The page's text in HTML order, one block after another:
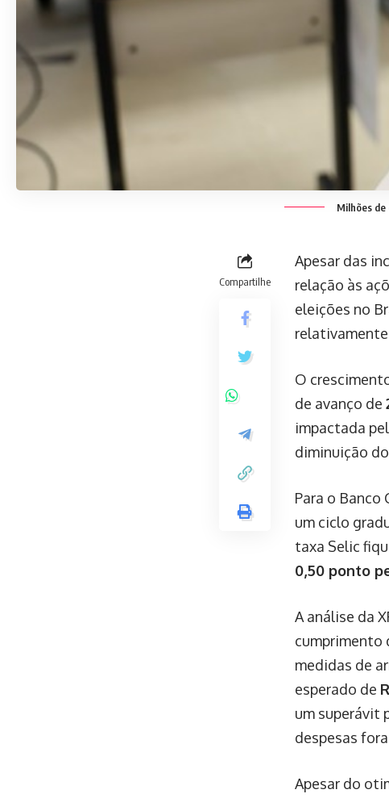
Milhões
Compartilhe
Apesar das
relação às
eleições no
O
de avanço de
impactada
diminuição
Para o
um ciclo
taxa Selic
0,50 ponto
A análise da
cumprimento
medidas de
esperado de
um superávit
despesas
Apesar do